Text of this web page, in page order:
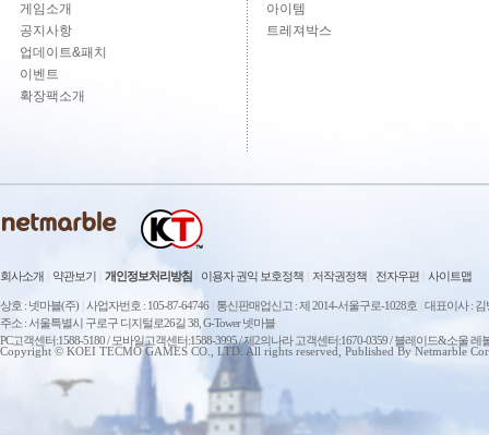
게임소개
공지사항
업데이트&패치
이벤트
확장팩소개
아이템
트레져박스
회사소개 약관보기 개인정보처리방침 이용자 권익 보호정책 저작권정책 전자우편 사이트맵
상호 : 넷마블(주) 사업자번호 : 105-87-64746 통신판매업신고 : 제 2014-서울구로-1028호 대표이사 : 김
주소 : 서울특별시 구로구 디지털로26길 38, G-Tower 넷마블
PC고객센터:1588-5180 / 모바일고객센터:1588-3995 / 제2의나라 고객센터:1670-0359 / 블레이드&소울
Copyright © KOEI TECMO GAMES CO., LTD. All rights reserved, Published By Netmarble